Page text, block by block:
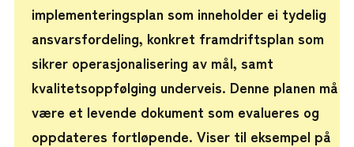
implementeringsplan som inneholder ei tydelig
ansvarsfordeling, konkret framdriftsplan som
sikrer operasjonalisering av mål, samt
kvalitetsoppfølging underveis. Denne planen må
være et levende dokument som evalueres og
oppdateres fortløpende. Viser til eksempel på